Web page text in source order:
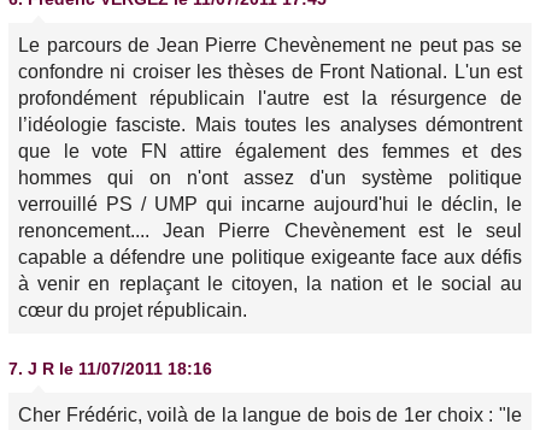
Le parcours de Jean Pierre Chevènement ne peut pas se
confondre ni croiser les thèses de Front National. L'un est
profondément républicain l'autre est la résurgence de
l’idéologie fasciste. Mais toutes les analyses démontrent
que le vote FN attire également des femmes et des
hommes qui on n'ont assez d'un système politique
verrouillé PS / UMP qui incarne aujourd'hui le déclin, le
renoncement.... Jean Pierre Chevènement est le seul
capable a défendre une politique exigeante face aux défis
à venir en replaçant le citoyen, la nation et le social au
cœur du projet républicain.
7. J R le 11/07/2011 18:16
Cher Frédéric, voilà de la langue de bois de 1er choix : "le